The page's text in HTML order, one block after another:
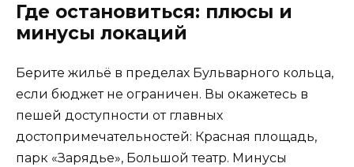
Где остановиться: плюсы и
минусы локаций
Берите жильё в пределах Бульварного кольца,
если бюджет не ограничен. Вы окажетесь в
пешей доступности от главных
достопримечательностей: Красная площадь,
парк «Зарядье», Большой театр. Минусы